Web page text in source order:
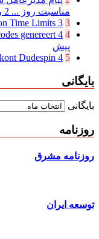
مناسبت روز ... 2 روز پیش
3
Time Limits 3 روز پیش
4
genereert
پیش
5
Dudespin 4 روز پیش
بایگانی
بایگانی
روزنامه
روزنامه مشرق
توسعه ایران